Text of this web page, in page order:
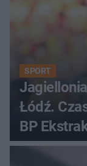
SPORT
Łódź.
BP